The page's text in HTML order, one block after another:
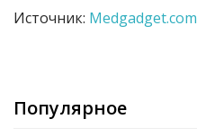
Источник: Medgadget.com
Популярное